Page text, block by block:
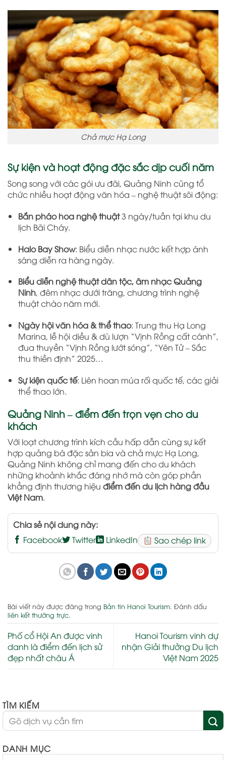
Chả mực Hạ Long
Sự kiện và hoạt động đặc sắc dịp cuối năm
Song song với các gói ưu đãi, Quảng Ninh cũng tổ
chức nhiều hoạt động văn hóa – nghệ thuật sôi động:
Bắn pháo hoa nghệ thuật3 ngày/tuần tại khu du
lịch Bãi Cháy.
Halo Bay Show: Biểu diễn nhạc nước kết hợp ánh
sáng diễn ra hàng ngày.
Biểu diễn nghệ thuật dân tộc, âm nhạc Quảng
Ninh, đêm nhạc dưới trăng, chương trình nghệ
thuật chào năm mới.
Ngày hội văn hóa & thể thao: Trung thu Hạ Long
Marina, lễ hội diều & dù lượn “Vịnh Rồng cất cánh”,
đua thuyền “Vịnh Rồng lướt sóng”, “Yên Tử – Sắc
thu thiền định” 2025…
Sự kiện quốc tế: Liên hoan múa rối quốc tế, các giải
thể thao lớn.
Quảng Ninh – điểm đến trọn vẹn cho du
khách
Với loạt chương trình kích cầu hấp dẫn cùng sự kết
hợp quảng bá đặc sản bia và chả mực Hạ Long,
Quảng Ninh không chỉ mang đến cho du khách
những khoảnh khắc đáng nhớ mà còn góp phần
khẳng định thương hiệu điểm đến du lịch hàng đầu
Việt Nam.
Chia sẻ nội dung này:
Facebook
Twitter LinkedIn Sao chép link
Bài viết này được đăng trong Bản tin Hanoi Tourism. Đánh dấu
liên kết thường trực.
Phố cổ Hội An được vinh
danh là điểm đến lịch sử
đẹp nhất châu Á
Hanoi Tourism vinh dự
nhận Giải thưởng Du lịch
Việt Nam 2025
TÌM KIẾM
DANH MỤC